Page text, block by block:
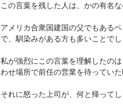
この言葉を残した人は、かの有名な
アメリカ合衆国建国の父でもある
で、馴染みがある方も多いことでし
私が強烈にこの言葉を理解したの
わせ場所で前任の営業を待ってい
それに怒った上司が、何と帰ってし